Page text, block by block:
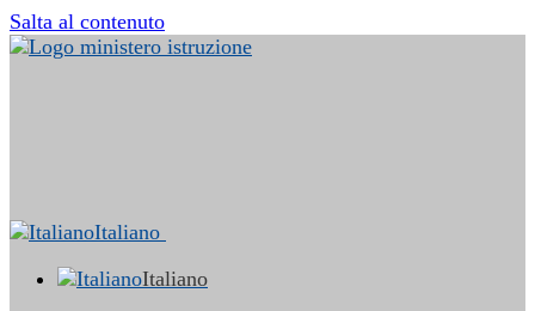
Salta al contenuto
Italiano
Italiano